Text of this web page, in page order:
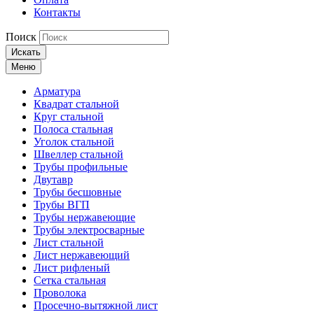
Контакты
Поиск
Искать
Меню
Арматура
Квадрат стальной
Круг стальной
Полоса стальная
Уголок стальной
Швеллер стальной
Трубы профильные
Двутавр
Трубы бесшовные
Трубы ВГП
Трубы нержавеющие
Трубы электросварные
Лист стальной
Лист нержавеющий
Лист рифленый
Сетка стальная
Проволока
Просечно-вытяжной лист